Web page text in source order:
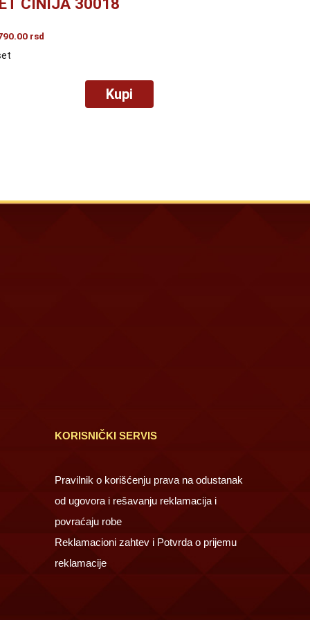
ČINIJA 30018
rsd
Kupi
KORISNIČKI SERVIS
Pravilnik o korišćenju prava na odustanak
od ugovora i rešavanju reklamacija i
povraćaju robe
Reklamacioni zahtev i Potvrda o prijemu
reklamacije